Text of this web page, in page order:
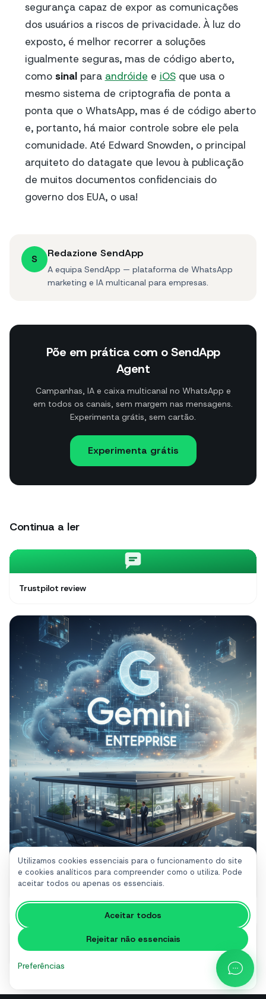
Utilizamos cookies essenciais para o funcionamento do site
e cookies analíticos para compreender como o utiliza. Pode
aceitar todos ou apenas os essenciais.
Aceitar todos
Rejeitar não essenciais
Preferências
segurança capaz de expor as comunicações
dos usuários a riscos de privacidade. À luz do
exposto, é melhor recorrer a soluções
igualmente seguras, mas de código aberto,
como sinalpara andróide e iOSque usa o
mesmo sistema de criptografia de ponta a
ponta que o WhatsApp, mas é de código aberto
e, portanto, há maior controle sobre ele pela
comunidade. Até Edward Snowden, o principal
arquiteto do datagate que levou à publicação
de muitos documentos confidenciais do
governo dos EUA, o usa!
S Redazione SendApp
A equipa SendApp — plataforma de WhatsApp
marketing e IA multicanal para empresas.
Põe em prática com o SendApp
Agent
Campanhas, IA e caixa multicanal no WhatsApp e
em todos os canais, sem margem nas mensagens.
Experimenta grátis, sem cartão.
Experimenta grátis
Continua a ler
Trustpilot review
Google Gemini Enterprise: A Nova Era do Trabalho em
Nuvem